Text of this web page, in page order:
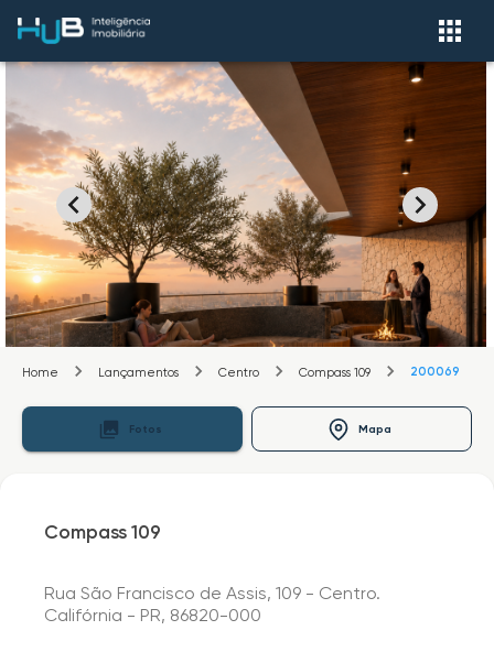
Home Lançamentos Centro Compass 109 200069
Fotos Mapa
Compass 109
Rua São Francisco de Assis, 109 - Centro.
Califórnia - PR, 86820-000